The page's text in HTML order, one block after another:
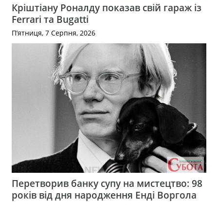
Кріштіану Роналду показав свій гараж із
Ferrari та Bugatti
П’ятниця, 7 Серпня, 2026
Перетворив банку супу на мистецтво: 98
років від дня народження Енді Воргола